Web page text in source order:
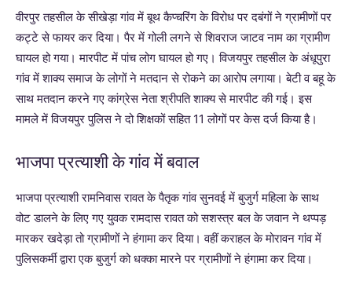
वीरपुर तहसील के सीखेड़ा गांव में बूथ कैप्चरिंग के विरोध पर दबंगों ने ग्रामीणों पर
कट्टे से फायर कर दिया। पैर में गोली लगने से शिवराज जाटव नाम का ग्रामीण
घायल हो गया। मारपीट में पांच लोग घायल हो गए। विजयपुर तहसील के अंधूपुरा
गांव में शाक्य समाज के लोगों ने मतदान से रोकने का आरोप लगाया। बेटी व बहू के
साथ मतदान करने गए कांग्रेस नेता श्रीपति शाक्य से मारपीट की गई। इस
मामले में विजयपुर पुलिस ने दो शिक्षकों सहित 11 लोगों पर केस दर्ज किया है।
भाजपा प्रत्याशी के गांव में बवाल
भाजपा प्रत्याशी रामनिवास रावत के पैतृक गांव सुनवई में बुजुर्ग महिला के साथ
वोट डालने के लिए गए युवक रामदास रावत को सशस्त्र बल के जवान ने थप्पड़
मारकर खदेड़ा तो ग्रामीणों ने हंगामा कर दिया। वहीं कराहल के मोरावन गांव में
पुलिसकर्मी द्वारा एक बुजुर्ग को धक्का मारने पर ग्रामीणों ने हंगामा कर दिया।